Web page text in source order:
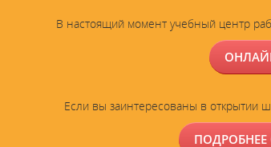
В настоящий момент учебный центр
Если вы заинтересованы в открытии